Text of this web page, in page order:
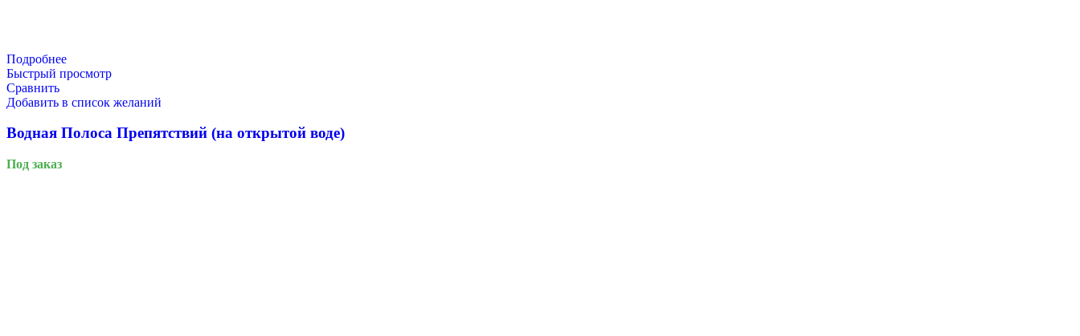
Подробнее
Быстрый просмотр
Сравнить
Добавить в список желаний
Водная Полоса Препятствий (на открытой воде)
Под заказ